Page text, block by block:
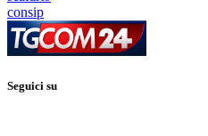
consip
Seguici su